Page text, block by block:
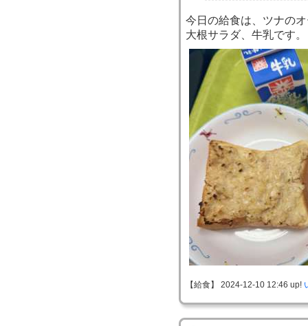
今日の給食は、ツナの
大根サラダ、牛乳です。
【給食】 2024-12-10 12:46 up!